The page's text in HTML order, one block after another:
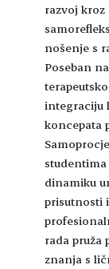
razvoj kroz
nošenje s
Poseban
integraciju
koncepata
dinamiku
prisutnosti
rada pruža
znanja s